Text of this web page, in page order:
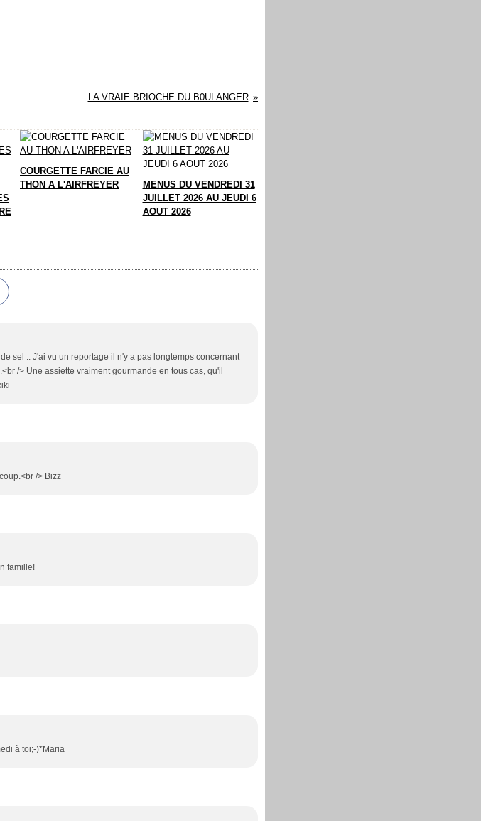
LA VRAIE BRIOCHE DU B0ULANGER
COURGETTE FARCIE AU
THON A L'AIRFREYER
MENUS DU VENDREDI 31
JUILLET 2026 AU JEUDI 6
AOUT 2026
sel .. J'ai vu un reportage il n'y a pas longtemps concernant
/> Une assiette vraiment gourmande en tous cas, qu'il
/> Bizz
famille!
à toi;-)*Maria